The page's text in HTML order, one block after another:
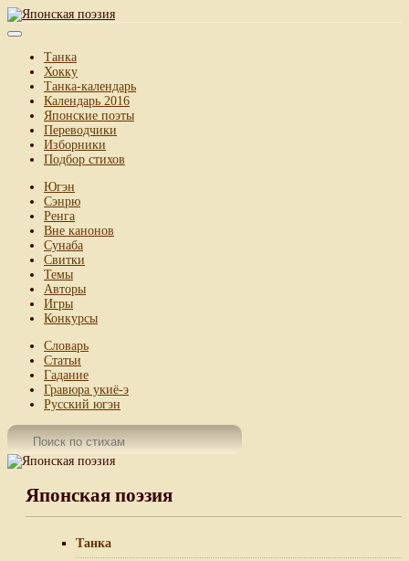
Танка
Хокку
Танка-календарь
Календарь 2016
Японские поэты
Переводчики
Изборники
Подбор стихов
Югэн
Сэнрю
Ренга
Вне канонов
Сунаба
Свитки
Темы
Авторы
Игры
Конкурсы
Словарь
Статьи
Гадание
Гравюра укиё-э
Русский югэн
Японская поэзия
Танка